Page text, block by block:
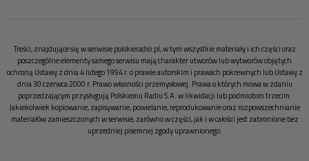
Treści, znajdujące się w serwisie polskieradio.pl, w tym wszystkie materiały i ich części oraz
poszczególne elementy samego serwisu mają charakter utworów lub wytworów objętych
ochroną Ustawy z dnia 4 lutego 1994 r. o prawie autorskim i prawach pokrewnych lub Ustawy z
dnia 30 czerwca 2000 r. Prawo własności przemysłowej. Prawa o których mowa w zdaniu
poprzedzającym przysługują Polskiemu Radiu S.A. w likwidacji lub podmiotom trzecim.
Jakiekolwiek kopiowanie, zapisywanie, powielanie, reprodukowanie oraz rozpowszechnianie
materiałów zamieszczonych w serwisie, zarówno w części, jak i w całości jest zabronione bez
uprzedniej pisemnej zgody uprawnionego.